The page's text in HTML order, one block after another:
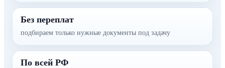
Без переплат
подбираем только нужные документы под задачу
По всей РФ